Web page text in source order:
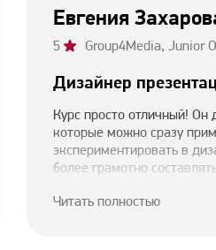
Евгения
5 Group4Media, Junior
Дизайнер
Курс просто отличный!
которые можно сразу
экспериментировать в
более грамотно
достигла всех своих
Читать полностью